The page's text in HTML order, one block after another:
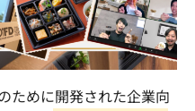
ために開発された企業向